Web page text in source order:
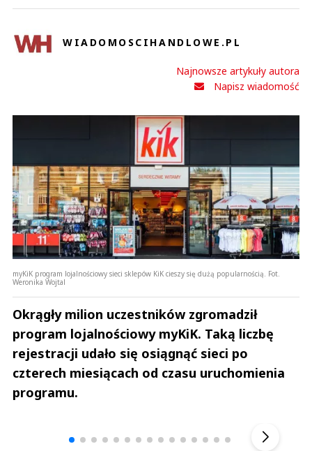
WIADOMOSCIHANDLOWE.PL
Najnowsze artykuły autora
Napisz wiadomość
myKiK program lojalnościowy sieci sklepów KiK cieszy się dużą popularnością. Fot.
Weronika Wojtal
Okrągły milion uczestników zgromadził
program lojalnościowy myKiK. Taką liczbę
rejestracji udało się osiągnąć sieci po
czterech miesiącach od czasu uruchomienia
programu.